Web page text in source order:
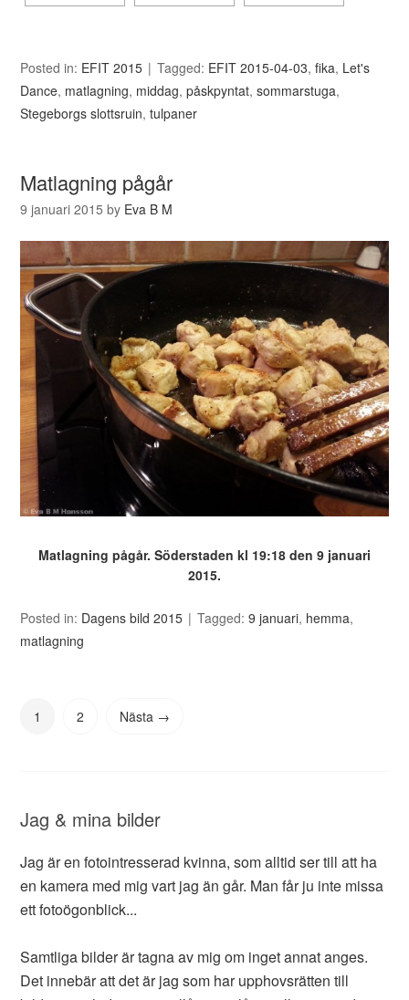
Posted in: EFIT 2015 Tagged: EFIT 2015-04-03,fika, Let's
Dance, matlagning, middag,påskpyntat,sommarstuga,
Stegeborgs slottsruin,tulpaner
Matlagning pågår
9 januari 2015 by Eva B M
Matlagning pågår. Söderstaden kl 19:18 den 9 januari
2015.
Posted in: Dagens bild 2015 Tagged:9 januari, hemma,
matlagning
1 2 Nästa →
Jag & mina bilder
Jag är en fotointresserad kvinna, som alltid ser till att ha
en kamera med mig vart jag än går. Man får ju inte missa
ett fotoögonblick...
Samtliga bilder är tagna av mig om inget annat anges.
Det innebär att det är jag som har upphovsrätten till